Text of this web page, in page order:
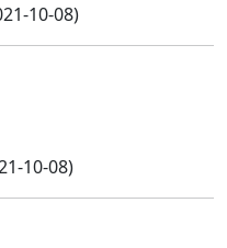
10-08)
10-08)